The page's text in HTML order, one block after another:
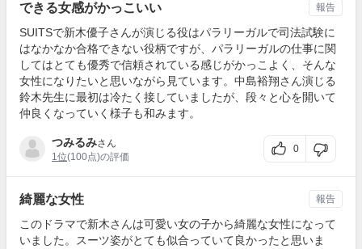
できる女感がかっこいい
SUITSで新木優子さんが演じる役はパラリーガルで司法試験に
はなかなか合格できない役柄ですが、パラリーガルの仕事に関
してはとても優秀で信頼されている感じがかっこよく、そんな
女性になりたいと思いながら見ています。中島裕翔さん演じる
鈴木先生に最初は冷たく接していましたが、段々と心を開いて
仲良くなっていく様子も和みます。
つみるみさん
1位(100点)の評価
0
報告
綺麗な女性
このドラマで新木さんは可愛い女の子から綺麗な女性になって
いました。スーツ姿がとても似合っていて良かったと思いま
報告